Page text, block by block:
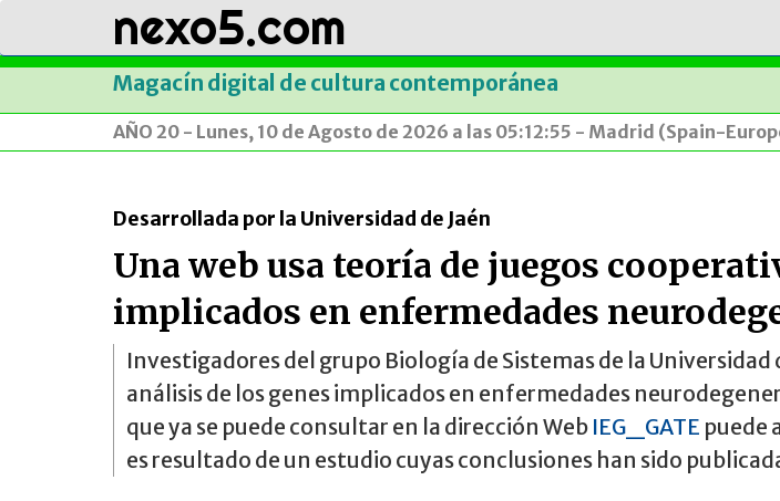
nexo5.com
Magacín digital de cultura contemporánea
AÑO 20 - Lunes, 10 de Agosto de 2026 a las 05:12:55 - Madrid (Spain-
Desarrollada por la Universidad de Jaén
Una web usa teoría de juegos
implicados en enfermedades
Investigadores del grupo Biología de Sistemas de la
análisis de los genes implicados en enfermedades
que ya se puede consultar en la dirección Web IEG_GATE puede
es resultado de un estudio cuyas conclusiones han sido